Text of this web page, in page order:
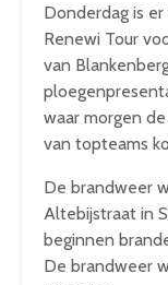
Donderdag is
Renewi Tour
van
waar morgen
van topteams
De brandweer
Altebijstraat in
beginnen
De brandweer